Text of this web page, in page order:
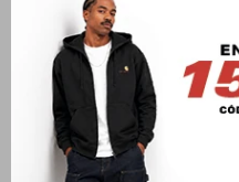
VEJA
ZAPATILLA CAMPO
U$S 200